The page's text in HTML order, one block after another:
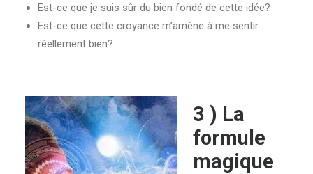
Est-ce que je suis sûr du bien fondé de cette idée?
Est-ce que cette croyance m’amène à me sentir
réellement bien?
3 ) La
formule
magique